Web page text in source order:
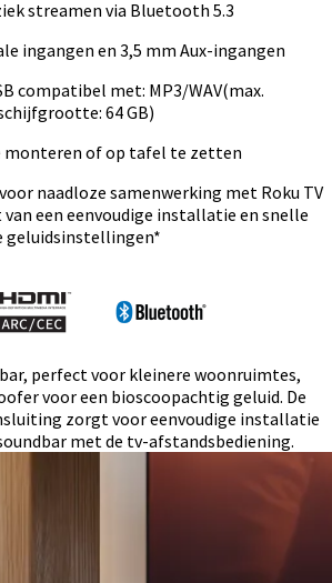
streamen via Bluetooth 5.3
ingangen en 3,5 mm Aux-ingangen
compatibel met: MP3/WAV(max.
64 GB)
monteren of op tafel te zetten
naadloze samenwerking met Roku TV
van een eenvoudige installatie en snelle
geluidsinstellingen*
perfect voor kleinere woonruimtes,
voor een bioscoopachtig geluid. De
zorgt voor eenvoudige installatie
met de tv-afstandsbediening.